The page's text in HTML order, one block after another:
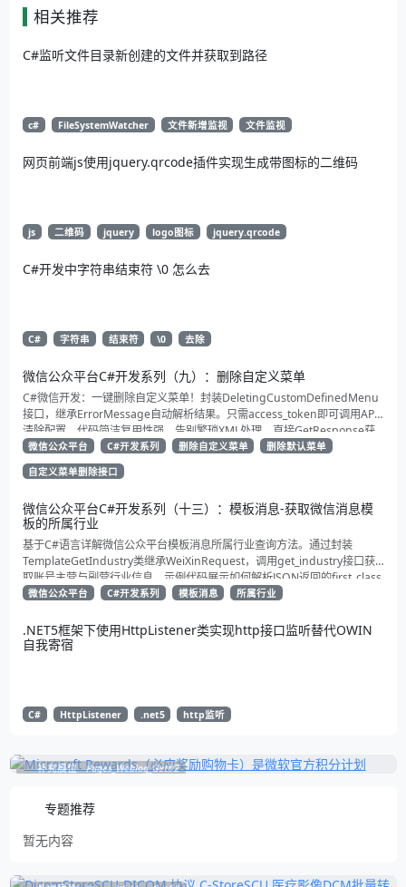
相关推荐
C#监听文件目录新创建的文件并获取到路径
c# FileSystemWatcher 文件新增监视 文件监视
网页前端js使用jquery.qrcode插件实现生成带图标的二维码
js 二维码 jquery logo图标 jquery.qrcode
C#开发中字符串结束符 \0 怎么去
C# 字符串 结束符 \0 去除
微信公众平台C#开发系列（九）：删除自定义菜单
C#微信开发：一键删除自定义菜单！封装DeletingCustomDefinedMenu
接口，继承ErrorMessage自动解析结果。只需access_token即可调用API
清除配置。代码简洁复用性强，告别繁琐XML处理，直接GetResponse获
取状态。适合动态管理公众号的开发者，建议收藏备用！
微信公众平台 C#开发系列 删除自定义菜单
删除默认菜单
自定义菜单删除接口
微信公众平台C#开发系列（十三）：模板消息-获取微信消息模
板的所属行业
基于C#语言详解微信公众平台模板消息所属行业查询方法。通过封装
TemplateGetIndustry类继承WeiXinRequest，调用get_industry接口获
取账号主营与副营行业信息。示例代码展示如何解析JSON返回的first_class
与second_class数据，为开发者提供合规通知场景开发支持
微信公众平台 C#开发系列 模板消息 所属行业
.NET5框架下使用HttpListener类实现http接口监听替代OWIN
自我寄宿
C# HttpListener .net5 http监听
补充展位 Pages_Weblog_Get#2
专题推荐
暂无内容